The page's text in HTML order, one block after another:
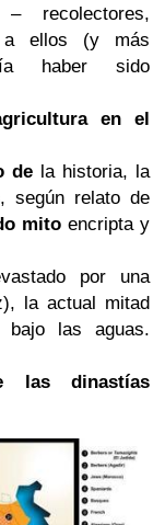
recolectores,
a ellos (y más
haber sido
en el
de la historia, la
, según relato de
mito encripta y
por una
la actual mitad
bajo las aguas.
las dinastías